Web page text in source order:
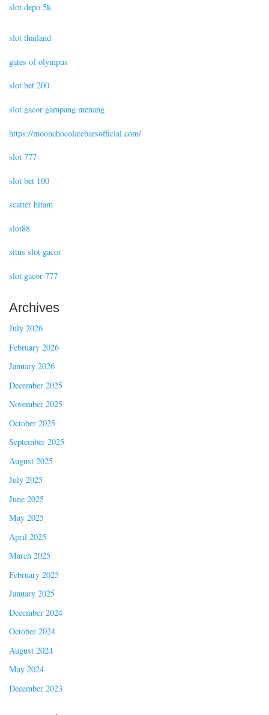
slot depo 5k
slot thailand
gates of olympus
slot bet 200
slot gacor gampang menang
https://moonchocolatebarsofficial.com/
slot 777
slot bet 100
scatter hitam
slot88
situs slot gacor
slot gacor 777
Archives
July 2026
February 2026
January 2026
December 2025
November 2025
October 2025
September 2025
August 2025
July 2025
June 2025
May 2025
April 2025
March 2025
February 2025
January 2025
December 2024
October 2024
August 2024
May 2024
December 2023